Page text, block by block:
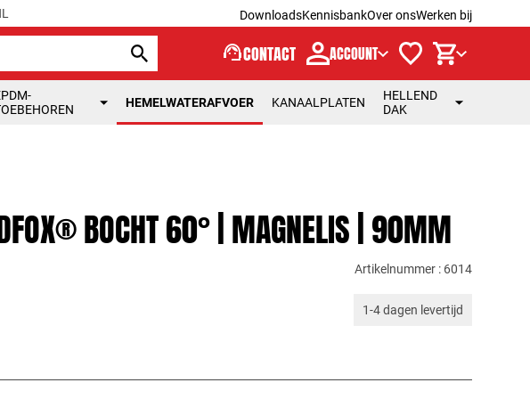
DownloadsKennisbankOver onsWerken bij
support_agentCONTACT ACCOUNT
HEMELWATERAFVOER KANAALPLATEN
HELLEND
DAK
BOCHT 60° | MAGNELIS | 90MM
Artikelnummer : 6014
1-4 dagen levertijd